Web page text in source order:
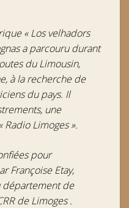
« Los velhadors
a parcouru durant
du Limousin,
à la recherche de
du pays. Il
une
Limoges ».
pour
Françoise Etay,
département de
de Limoges .